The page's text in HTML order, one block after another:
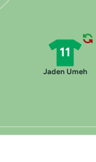
11
Jaden Umeh